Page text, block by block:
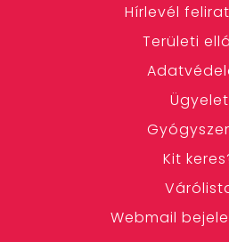
Hírlevél
Területi
Ügyelet
Kit
Webmail